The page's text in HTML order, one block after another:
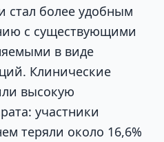
стал более удобным
с существующими
в виде
Клинические
высокую
участники
теряли около 16,6%